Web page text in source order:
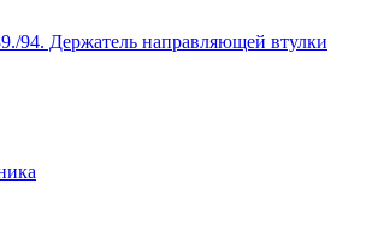
94. Держатель направляющей втулки